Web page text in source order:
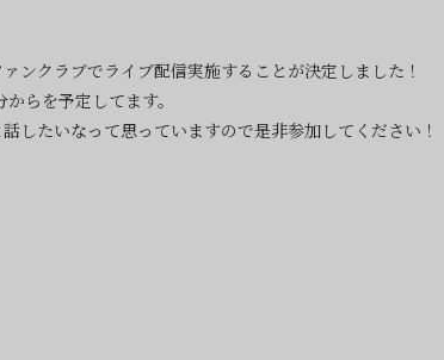
ンクラブでライブ配信実施することが決定しました！
らを予定してます。
したいなって思っていますので是非参加してください！